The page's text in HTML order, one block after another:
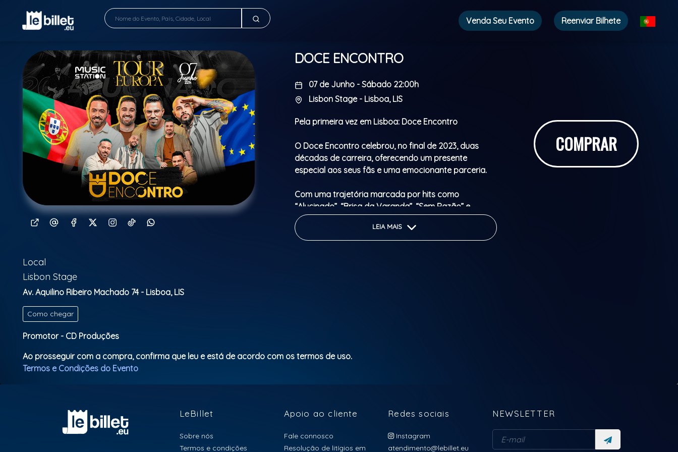
Venda Seu Evento Reenviar Bilhete
DOCE ENCONTRO
07 de Junho - Sábado 22:00h
Lisbon Stage - Lisboa, LIS
Pela primeira vez em Lisboa: Doce Encontro
O Doce Encontro celebrou, no final de 2023, duas
décadas de carreira, oferecendo um presente
especial aos seus fãs e uma emocionante parceria.
Com uma trajetória marcada por hits como
“Alucinado”, “Brisa da Varanda”, “Sem Razão” e
muitos outros, a banda apresenta o projeto
audiovisual “Doce Encontro 20 Anos”.
LEIA MAIS
COMPRAR
Local
Lisbon Stage
Av. Aquilino Ribeiro Machado 74 - Lisboa, LIS
Como chegar
Promotor - CD Produções
Ao prosseguir com a compra, confirma que leu e está de acordo com os termos de uso.
Termos e Condições do Evento
LeBillet
Sobre nós
Termos e condições
Apoio ao cliente
Fale connosco
Resolução de litígios em
Redes sociais
Instagram
atendimento@lebillet.eu
NEWSLETTER